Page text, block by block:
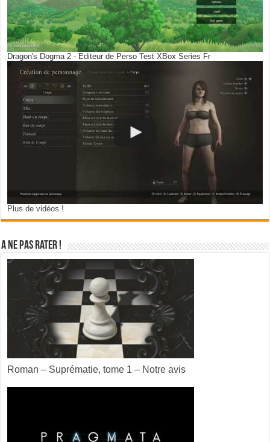
Dragon's Dogma 2 - Editeur de Perso Test XBox Series Fr
Plus de vidéos !
A ne pas rater !
Roman – Suprématie, tome 1 – Notre avis